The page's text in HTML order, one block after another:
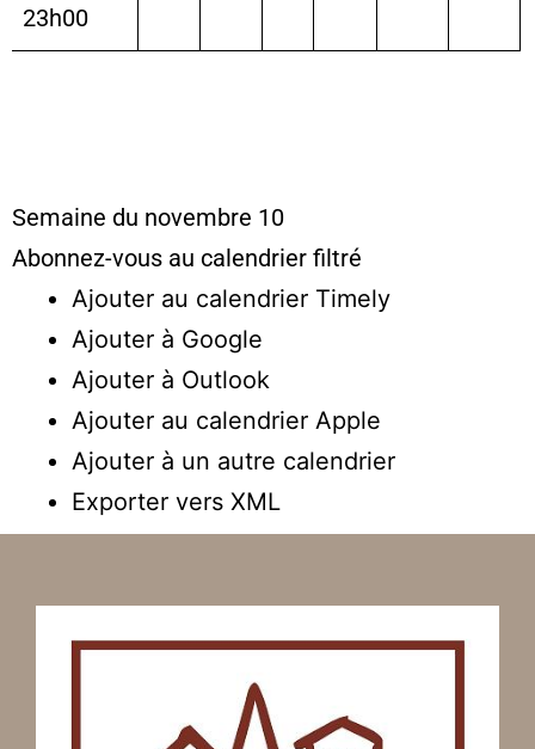
23h00
Semaine du novembre 10
Abonnez-vous au calendrier filtré
Ajouter au calendrier Timely
Ajouter à Google
Ajouter à Outlook
Ajouter au calendrier Apple
Ajouter à un autre calendrier
Exporter vers XML